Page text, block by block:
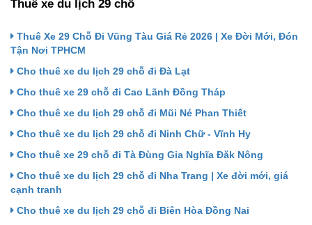
Thuê xe du lịch 29 chỗ
Thuê Xe 29 Chỗ Đi Vũng Tàu Giá Rẻ 2026 | Xe Đời Mới, Đón
Tận Nơi TPHCM
Cho thuê xe du lịch 29 chỗ đi Đà Lạt
Cho thuê xe 29 chỗ đi Cao Lãnh Đồng Tháp
Cho thuê xe du lịch 29 chỗ đi Mũi Né Phan Thiết
Cho thuê xe du lịch 29 chỗ đi Ninh Chữ - Vĩnh Hy
Cho thuê xe 29 chỗ đi Tà Đùng Gia Nghĩa Đăk Nông
Cho thuê xe du lịch 29 chỗ đi Nha Trang | Xe đời mới, giá
cạnh tranh
Cho thuê xe du lịch 29 chỗ đi Biên Hòa Đồng Nai